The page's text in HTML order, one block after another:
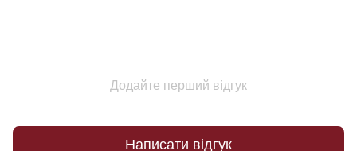
Додайте перший відгук
Написати відгук